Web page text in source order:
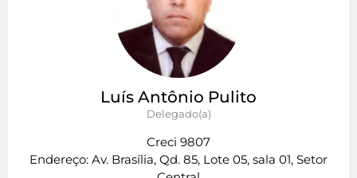
Luís Antônio Pulito
Delegado(a)
Creci 9807
Endereço: Av. Brasília, Qd. 85, Lote 05, sala 01, Setor